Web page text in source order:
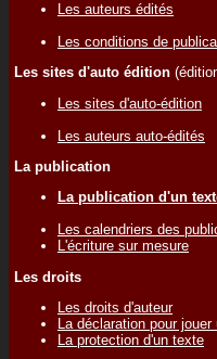
Les auteurs édités
Les conditions de
Les sites d'auto édition
Les sites d'auto-édition
Les auteurs auto-édités
La publication
La publication d'un
Les calendriers des
L'écriture sur mesure
Les droits
Les droits d'auteur
La déclaration pour
La protection d'un texte